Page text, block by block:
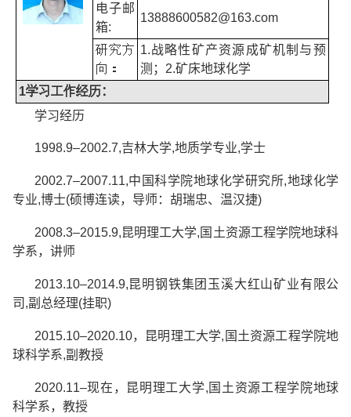
电子邮
箱:
13888600582@163.com
研究方
向：
1.战略性矿产资源成矿机制与预
测； 2.矿床地球化学
1学习工作经历 ：
学习经历
1998.9–2002.7,吉林大学,地质学专业,学士
2002.7–2007.11,中国科学院地球化学研究所,地球化学
专业,博士(硕博连读，导师：胡瑞忠、温汉捷)
2008.3–2015.9,昆明理工大学, 国土资源工程学院地球科
学系，讲师
2013.10–2014.9,昆明钢铁集团玉溪大红山矿业有限公
司 ,副总经理(挂职)
2015.10–2020.10，昆明理工大学, 国土资源工程学院地
球科学系,副教授
2020.11–现在，昆明理工大学, 国土资源工程学院地球
科学系，教授